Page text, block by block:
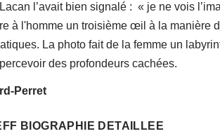
l’avait bien signalé : « je ne vois
à l'homme un troisième œil à la manière
La photo fait de la femme un
des profondeurs cachées.
Perret
BIOGRAPHIE DETAILLEE